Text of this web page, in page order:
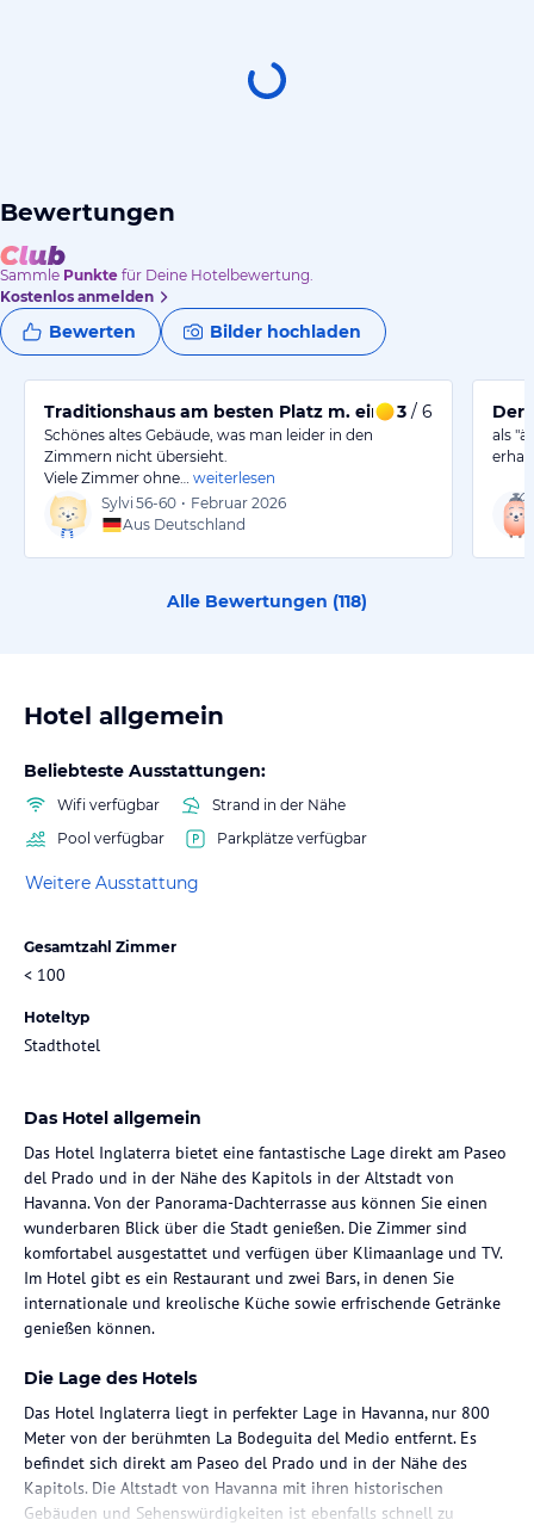
Bewertungen
Sammle Punkte für Deine Hotelbewertung.
Kostenlos anmelden
Bewerten Bilder hochladen
Traditionshaus am besten Platz m. einigen Mängeln
3 / 6
Schönes altes Gebäude, was man leider in den
Zimmern nicht übersieht.
Viele Zimmer ohne…
weiterlesen
Sylvi 56-60 • Februar 2026
Aus Deutschland
Der
als
Alle Bewertungen (118)
Hotel allgemein
Beliebteste Ausstattungen:
Wifi verfügbar
Strand in der Nähe
Pool verfügbar
Parkplätze verfügbar
Weitere Ausstattung
Gesamtzahl Zimmer
< 100
Hoteltyp
Stadthotel
Das Hotel allgemein
Das Hotel Inglaterra bietet eine fantastische Lage direkt am Paseo
del Prado und in der Nähe des Kapitols in der Altstadt von
Havanna. Von der Panorama-Dachterrasse aus können Sie einen
wunderbaren Blick über die Stadt genießen. Die Zimmer sind
komfortabel ausgestattet und verfügen über Klimaanlage und TV.
Im Hotel gibt es ein Restaurant und zwei Bars, in denen Sie
internationale und kreolische Küche sowie erfrischende Getränke
genießen können.
Die Lage des Hotels
Das Hotel Inglaterra liegt in perfekter Lage in Havanna, nur 800
Meter von der berühmten La Bodeguita del Medio entfernt. Es
befindet sich direkt am Paseo del Prado und in der Nähe des
Kapitols. Die Altstadt von Havanna mit ihren historischen
Gebäuden und Sehenswürdigkeiten ist ebenfalls schnell zu